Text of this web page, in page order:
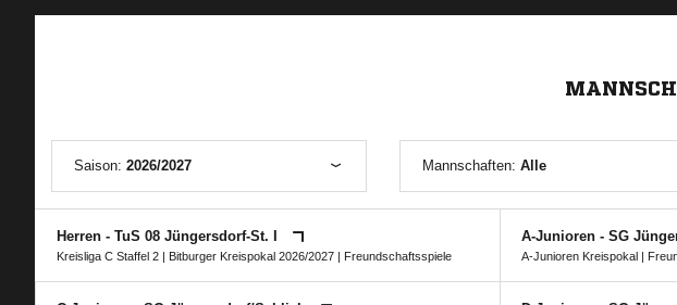
Saison: 2026/2027 Mannschaften: Alle
Herren - TuS 08 Jüngersdorf-St. I
Kreisliga C Staffel 2 | Bitburger Kreispokal 2026/2027 | Freundschaftsspiele
A-Junioren - SG
A-Junioren Kreispokal|